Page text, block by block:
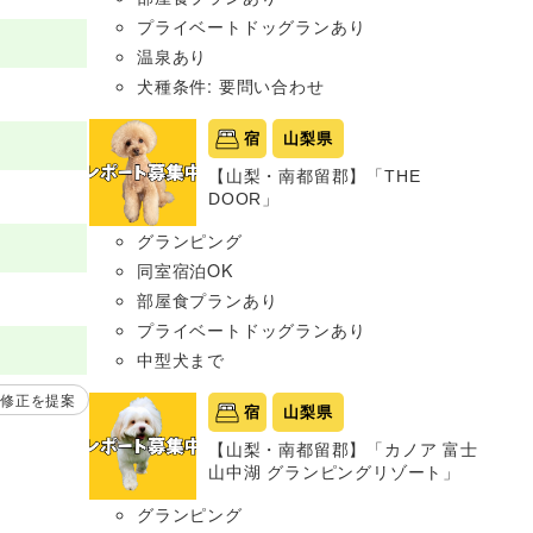
正を提案
プライベートドッグランあり
温泉あり
犬種条件: 要問い合わせ
宿 山梨県
【山梨・南都留郡】「THE
DOOR」
グランピング
同室宿泊OK
部屋食プランあり
プライベートドッグランあり
中型犬まで
宿 山梨県
【山梨・南都留郡】「カノア 富士
山中湖 グランピングリゾート」
グランピング